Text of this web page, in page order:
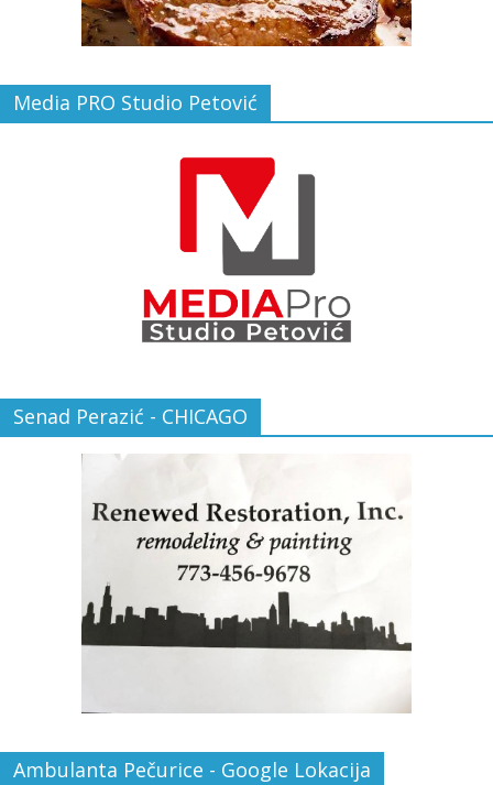
Media PRO Studio Petović
Senad Perazić - CHICAGO
Ambulanta Pečurice - Google Lokacija